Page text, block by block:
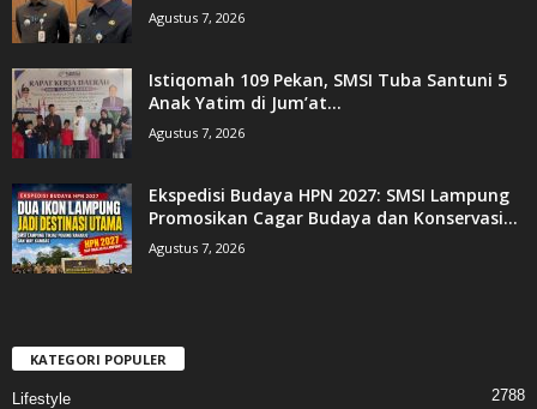
Agustus 7, 2026
Istiqomah 109 Pekan, SMSI Tuba Santuni 5
Anak Yatim di Jum’at...
Agustus 7, 2026
Ekspedisi Budaya HPN 2027: SMSI Lampung
Promosikan Cagar Budaya dan Konservasi...
Agustus 7, 2026
KATEGORI POPULER
Lifestyle 2788